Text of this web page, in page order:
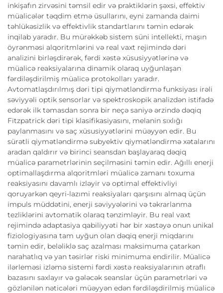
inkişafın zirvəsini təmsil edir və praktiklərin şəxsi, effektiv
müalicələr təqdim etmə üsullarını, eyni zamanda daimi
təhlükəsizlik və effektivlik standartlarını təmin edərək
inqilab yaradır. Bu mürəkkəb sistem süni intellekti, maşın
öyrənməsi alqoritmlərini və real vaxt rejimində dəri
analizini birləşdirərək, fərdi xəstə xüsusiyyətlərinə və
müalicə reaksiyalarına dinamik olaraq uyğunlaşan
fərdiləşdirilmiş müalicə protokolları yaradır.
Avtomatlaşdırılmış dəri tipi qiymətləndirmə funksiyası irəli
səviyyəli optik sensorlar və spektroskopik analizdən istifadə
edərək ilk təmasdan sonra bir neçə saniyə ərzində dəqiq
Fitzpatrick dəri tipi klasifikasiyasını, melanin sıxlığı
paylanmasını və saç xüsusiyyətlərini müəyyən edir. Bu
sürətli qiymətləndirmə subyektiv qiymətləndirmə xətalarını
aradan qaldırır və birinci seansdan başlayaraq dəqiq
müalicə parametrlərinin seçilməsini təmin edir. Ağıllı enerji
optimallaşdırma alqoritmləri müalicə zamanı toxuma
reaksiyasını davamlı izləyir və optimal effektivliyi
qoruyarkən qeyri-lazımi reaksiyaları qarşısını almaq üçün
impuls müddətini, enerji səviyyələrini və təkrarlanma
tezliklərini avtomatik olaraq tənzimləyir. Bu real vaxt
rejimində adaptasiya qabiliyyəti hər bir xəstəyə onun unikal
fiziologiyasına tam uyğun olan dəqiq enerji miqdarını
təmin edir, beləliklə saç azalması maksimuma çatarkən
narahatlıq və yan təsirlər riski minimuma endirilir. Müalicə
ilərleməsi izləmə sistemi fərdi xəstə reaksiyalarının ətraflı
bazasını saxlayır və gələcək seanslar üçün parametrləri və
gözlənilən nəticələri müəyyən edən fərdiləşdirilmiş müalicə